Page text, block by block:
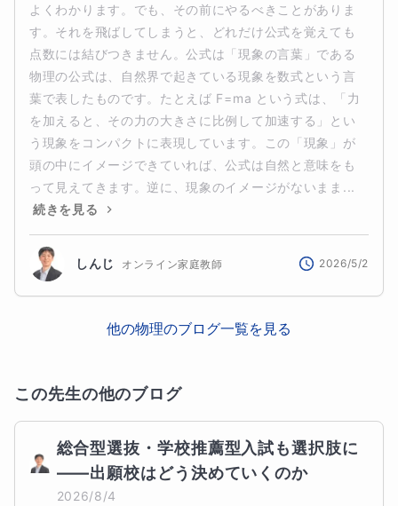
よくわかります。でも、その前にやるべきことがありま
す。それを飛ばしてしまうと、どれだけ公式を覚えても
点数には結びつきません。公式は「現象の言葉」である
物理の公式は、自然界で起きている現象を数式という言
葉で表したものです。たとえば F=ma という式は、「力
を加えると、その力の大きさに比例して加速する」とい
う現象をコンパクトに表現しています。この「現象」が
頭の中にイメージできていれば、公式は自然と意味をも
って見えてきます。逆に、現象のイメージがないまま...
続きを見る
しんじ オンライン家庭教師 2026/5/2
他の物理のブログ一覧を見る
この先生の他のブログ
総合型選抜・学校推薦型入試も選択肢に
――出願校はどう決めていくのか
2026/8/4